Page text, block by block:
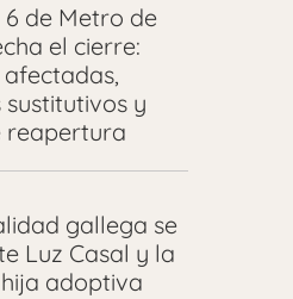
6 de Metro de
el cierre:
sustitutivos y
reapertura
gallega se
Luz Casal y la
adoptiva